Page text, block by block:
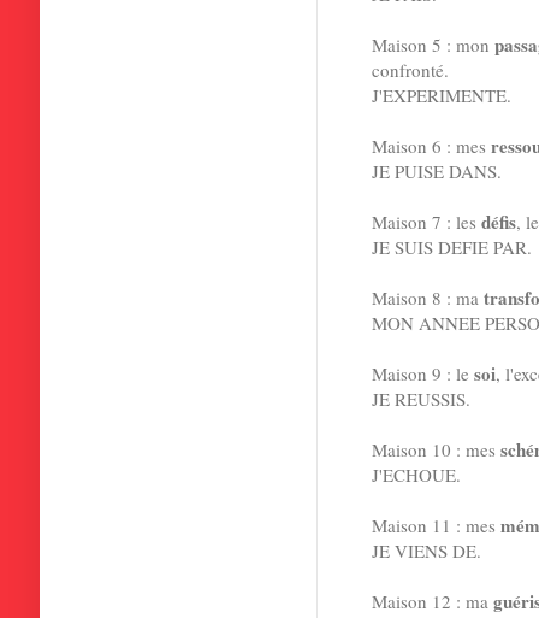
Maison 5 : mon
confronté.
J'EXPERIMENTE.
Maison 6 : mes
JE PUISE DANS.
Maison 7 : les défis,
JE SUIS DEFIE PAR.
Maison 8 : ma
MON ANNEE
Maison 9 : le soi,
JE REUSSIS.
Maison 10 : mes
J'ECHOUE.
Maison 11 : mes
JE VIENS DE.
Maison 12 : ma